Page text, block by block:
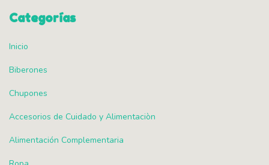
Categorías
Inicio
Biberones
Chupones
Accesorios de Cuidado y Alimentaciòn
Alimentación Complementaria